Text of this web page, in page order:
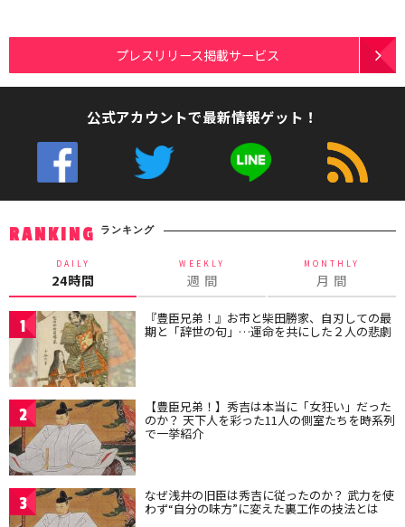
プレスリリース掲載サービス
公式アカウントで最新情報ゲット！
RANKING ランキング
DAILY
24時間
WEEKLY
週 間
MONTHLY
月 間
1 『豊臣兄弟！』お市と柴田勝家、自刃しての最
期と「辞世の句」…運命を共にした２人の悲劇
2 【豊臣兄弟！】秀吉は本当に「女狂い」だった
のか？ 天下人を彩った11人の側室たちを時系列
で一挙紹介
3 なぜ浅井の旧臣は秀吉に従ったのか？ 武力を使
わず“自分の味方”に変えた裏工作の技法とは